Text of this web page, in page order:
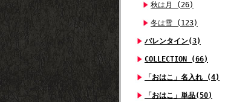
秋は月 (26)
冬は雪 (123)
バレンタイン(3)
COLLECTION (66)
「おはこ」名入れ (4)
「おはこ」単品(50)